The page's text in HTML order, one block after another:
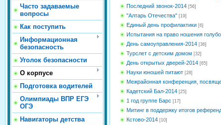
Часто задаваемые
вопросы
Как поступить
Информационная
безопасность
Уголок безопасности
О корпусе
Подготовка водителей
Олимпиады ВПР ЕГЭ
ОГЭ
Навигаторы детства
Последний звонок-2014 [56]
"Алтарь Отечества" [19]
Единый день профилактики [6]
Испытания на право ношения
День самоуправления-2014 [36]
Турслет с детским домом [32]
День открытых дверей-2014 [65]
Науки юношей питают [28]
Межрайонная конференция,
Кадетский Бал-2014 [25]
1 год группе Барс [17]
Митинг в поддержку итогов
Кстово-2014 [10]